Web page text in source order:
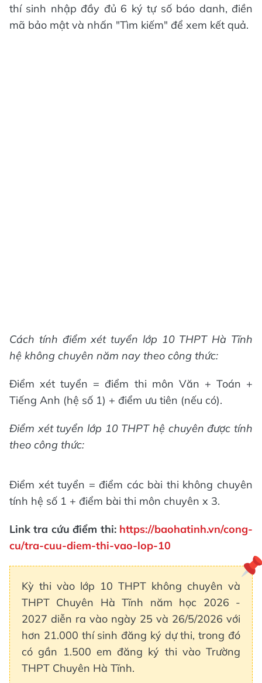
thí sinh nhập đầy đủ 6 ký tự số báo danh, điền
mã bảo mật và nhấn "Tìm kiếm" để xem kết quả.
Cách tính điểm xét tuyển lớp 10 THPT Hà Tĩnh
hệ không chuyên năm nay theo công thức:
Điểm xét tuyển = điểm thi môn Văn + Toán +
Tiếng Anh (hệ số 1) + điểm ưu tiên (nếu có).
Điểm xét tuyển lớp 10 THPT hệ chuyên được tính
theo công thức:
Điểm xét tuyển = điểm các bài thi không chuyên
tính hệ số 1 + điểm bài thi môn chuyên x 3.
Link tra cứu điểm thi: https://baohatinh.vn/cong-
cu/tra-cuu-diem-thi-vao-lop-10
Kỳ thi vào lớp 10 THPT không chuyên và
THPT Chuyên Hà Tĩnh năm học 2026 -
2027 diễn ra vào ngày 25 và 26/5/2026 với
hơn 21.000 thí sinh đăng ký dự thi, trong đó
có gần 1.500 em đăng ký thi vào Trường
THPT Chuyên Hà Tĩnh.